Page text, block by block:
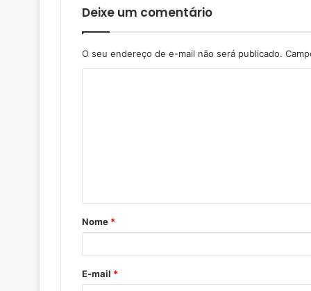
Deixe um comentário
O seu endereço de e-mail não será publicado.
Nome *
E-mail *